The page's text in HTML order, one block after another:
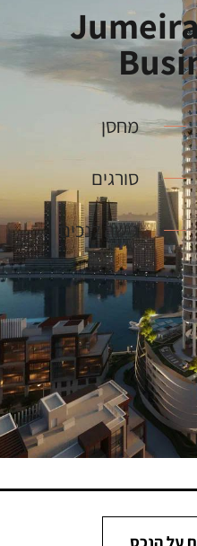
מחסן
סורגים
גישה לנכים
על הנכס